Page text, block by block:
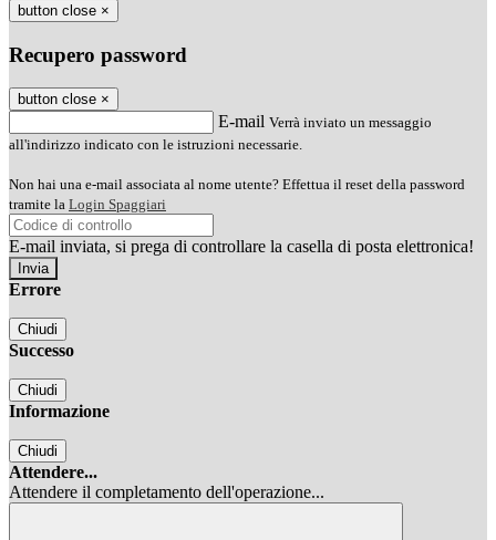
button close ×
Recupero password
button close ×
E-mail Verrà inviato un messaggio
all'indirizzo indicato con le istruzioni necessarie.
Non hai una e-mail associata al nome utente? Effettua il reset della password
tramite la Login Spaggiari
E-mail inviata, si prega di controllare la casella di posta elettronica!
Errore
Chiudi
Successo
Chiudi
Informazione
Chiudi
Attendere...
Attendere il completamento dell'operazione...